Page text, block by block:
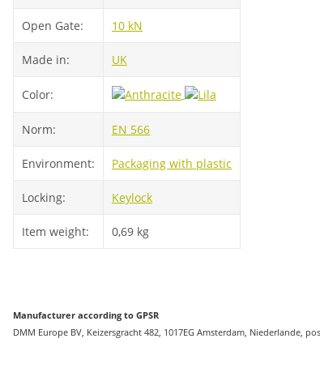
Open Gate: 10 kN
Made in: UK
Color:
Norm: EN 566
Environment: Packaging with plastic
Locking: Keylock
Item weight: 0,69 kg
Manufacturer according to GPSR
DMM Europe BV, Keizersgracht 482, 1017EG Amsterdam, Niederlande,